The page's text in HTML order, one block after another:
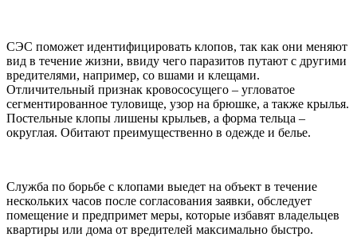
СЭС поможет идентифицировать клопов, так как они меняют
вид в течение жизни, ввиду чего паразитов путают с другими
вредителями, например, со вшами и клещами.
Отличительный признак кровососущего – угловатое
сегментированное туловище, узор на брюшке, а также крылья.
Постельные клопы лишены крыльев, а форма тельца –
округлая. Обитают преимущественно в одежде и белье.
Служба по борьбе с клопами выедет на объект в течение
нескольких часов после согласования заявки, обследует
помещение и предпримет меры, которые избавят владельцев
квартиры или дома от вредителей максимально быстро.